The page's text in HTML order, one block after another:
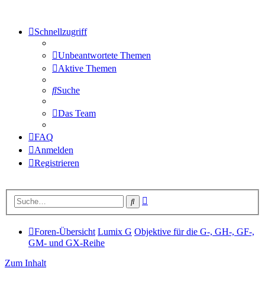
Schnellzugriff
Unbeantwortete Themen
Aktive Themen
Suche
Das Team
FAQ
Anmelden
Registrieren
Suche
Foren-Übersicht Lumix G Objektive für die G-, GH-, GF-,
GM- und GX-Reihe
Zum Inhalt